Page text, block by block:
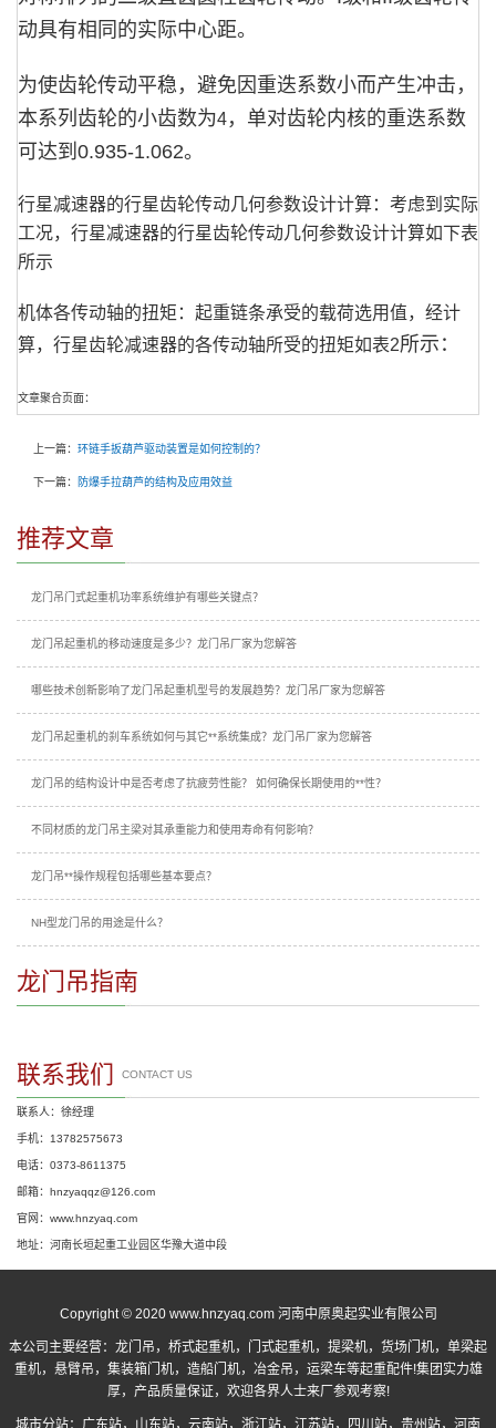
动具有相同的实际中心距。
为使齿轮传动平稳，避免因重迭系数小而产生冲击，
本系列齿轮的小齿数为4，单对齿轮内核的重迭系数
可达到 0.935-1.062。
行星减速器的行星齿轮传动几何参数设计计算：考虑到实际
工况，行星减速器的行星齿轮传动几何参数设计计算如下表
所示
机体各传动轴的扭矩：起重链条承受的载荷选用值，经计
算，行星齿轮减速器的各传动轴所受的扭矩如表2所示：
文章聚合页面：
上一篇： 环链手扳葫芦驱动装置是如何控制的？
下一篇： 防爆手拉葫芦的结构及应用效益
推荐文章
龙门吊门式起重机功率系统维护有哪些关键点？
龙门吊起重机的移动速度是多少？龙门吊厂家为您解答
哪些技术创新影响了龙门吊起重机型号的发展趋势？龙门吊厂家为您解答
龙门吊起重机的刹车系统如何与其它**系统集成？龙门吊厂家为您解答
龙门吊的结构设计中是否考虑了抗疲劳性能？ 如何确保长期使用的**性？
不同材质的龙门吊主梁对其承重能力和使用寿命有何影响？
龙门吊**操作规程包括哪些基本要点？
NH型龙门吊的用途是什么？
龙门吊指南
联系我们 CONTACT US
联系人：徐经理
手机：13782575673
电话：0373-8611375
邮箱：hnzyaqqz@126.com
官网：www.hnzyaq.com
地址：河南长垣起重工业园区华豫大道中段
Copyright © 2020 www.hnzyaq.com 河南中原奥起实业有限公司
本公司主要经营： 龙门吊 ， 桥式起重机， 门式起重机，提梁机，货场门机，单梁起
重机，悬臂吊，集装箱门机，造船门机，冶金吊，运梁车等起重配件!集团实力雄
厚，产品质量保证，欢迎各界人士来厂参观考察!
城市分站： 广东站， 山东站， 云南站， 浙江站， 江苏站， 四川站， 贵州站， 河南